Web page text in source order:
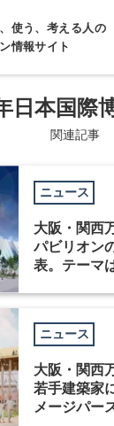
使う、考える人の
情報サイト
日本国際
関連記事
ニュース
大阪・関西
パビリオン
表。テーマ
ニュース
大阪・関西
若手建築家
メージパー